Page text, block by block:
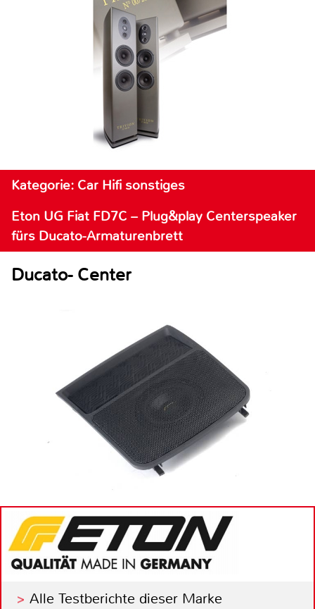
Kategorie: Car Hifi sonstiges
Eton UG Fiat FD7C – Plug&play Centerspeaker
fürs Ducato-Armaturenbrett
Ducato- Center
Alle Testberichte dieser Marke